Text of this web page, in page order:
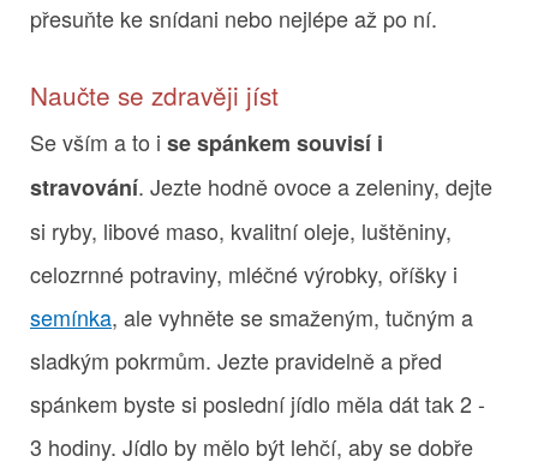
přesuňte ke snídani nebo nejlépe až po ní.
Naučte se zdravěji jíst
Se vším a to i se spánkem souvisí i
stravování. Jezte hodně ovoce a zeleniny, dejte
si ryby, libové maso, kvalitní oleje, luštěniny,
celozrnné potraviny, mléčné výrobky, oříšky i
semínka, ale vyhněte se smaženým, tučným a
sladkým pokrmům. Jezte pravidelně a před
spánkem byste si poslední jídlo měla dát tak 2 -
3 hodiny. Jídlo by mělo být lehčí, aby se dobře